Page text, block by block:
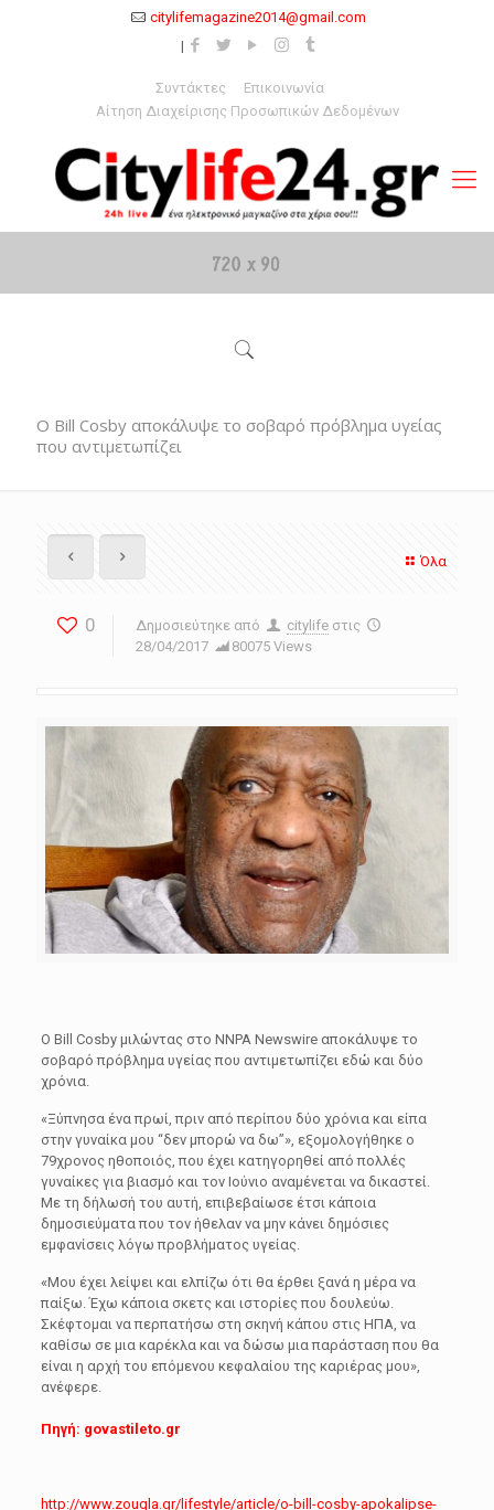
citylifemagazine2014@gmail.com
Συντάκτες
Επικοινωνία
Αίτηση Διαχείρισης Προσωπικών Δεδομένων
Ο Bill Cosby αποκάλυψε το σοβαρό πρόβλημα υγείας
που αντιμετωπίζει
Όλα
0 Δημοσιεύτηκε από citylife στις
28/04/2017
80075 Views
Ο Bill Cosby μιλώντας στο NNPA Newswire αποκάλυψε το
σοβαρό πρόβλημα υγείας που αντιμετωπίζει εδώ και δύο
χρόνια.
«Ξύπνησα ένα πρωί, πριν από περίπου δύο χρόνια και είπα
στην γυναίκα μου “δεν μπορώ να δω”», εξομολογήθηκε ο
79χρονος ηθοποιός, που έχει κατηγορηθεί από πολλές
γυναίκες για βιασμό και τον Ιούνιο αναμένεται να δικαστεί.
Με τη δήλωσή του αυτή, επιβεβαίωσε έτσι κάποια
δημοσιεύματα που τον ήθελαν να μην κάνει δημόσιες
εμφανίσεις λόγω προβλήματος υγείας.
«Μου έχει λείψει και ελπίζω ότι θα έρθει ξανά η μέρα να
παίξω. Έχω κάποια σκετς και ιστορίες που δουλεύω.
Σκέφτομαι να περπατήσω στη σκηνή κάπου στις ΗΠΑ, να
καθίσω σε μια καρέκλα και να δώσω μια παράσταση που θα
είναι η αρχή του επόμενου κεφαλαίου της καριέρας μου»,
ανέφερε.
Πηγή: govastileto.gr
http://www.zougla.gr/lifestyle/article/o-bill-cosby-apokalipse-